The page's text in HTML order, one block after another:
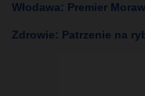
Włodawa: Premier
Zdrowie: Patrzenie na